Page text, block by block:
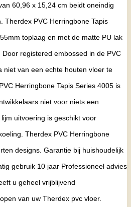
60,96 x 15,24 cm beidt oneindig
Therdex PVC Herringbone Tapis
toplaag en met de matte PU lak
registered embossed in de PVC
niet van een echte houten vloer te
Herringbone Tapis Series 4005 is
niet voor niets een
uitvoering is geschikt voor
Therdex PVC Herringbone
designs. Garantie bij huishoudelijk
gebruik 10 jaar Professioneel advies
u geheel vrijblijvend
van uw Therdex pvc vloer.